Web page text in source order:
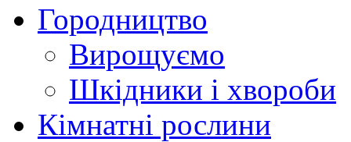
Городництво
Вирощуємо
Шкідники і хвороби
Кімнатні рослини